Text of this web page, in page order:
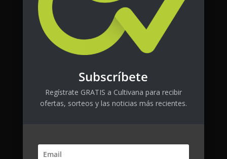
Subscríbete
Regístrate GRATIS a Cultivana para recibir
ofertas, sorteos y las noticias más recientes.